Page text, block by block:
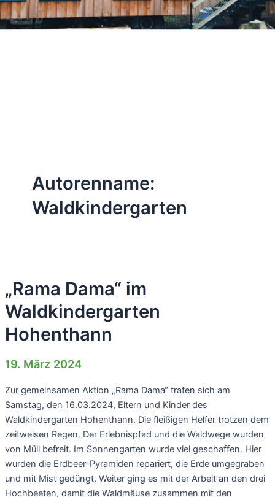
Autorenname:
Waldkindergarten
„Rama Dama“ im
Waldkindergarten
Hohenthann
19. März 2024
Zur gemeinsamen Aktion „Rama Dama“ trafen sich am
Samstag, den 16.03.2024, Eltern und Kinder des
Waldkindergarten Hohenthann. Die fleißigen Helfer trotzen dem
zeitweisen Regen. Der Erlebnispfad und die Waldwege wurden
von Müll befreit. Im Sonnengarten wurde viel geschaffen. Hier
wurden die Erdbeer-Pyramiden repariert, die Erde umgegraben
und mit Mist gedüngt. Weiter ging es mit der Arbeit an den drei
Hochbeeten, damit die Waldmäuse zusammen mit den